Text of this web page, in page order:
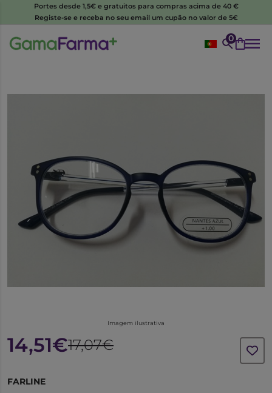
Portes desde 1,5€ e gratuitos para compras acima de 40 €
Registe-se e receba no seu email um cupão no valor de 5€
0
Imagem ilustrativa
14,51€17,07€
FARLINE